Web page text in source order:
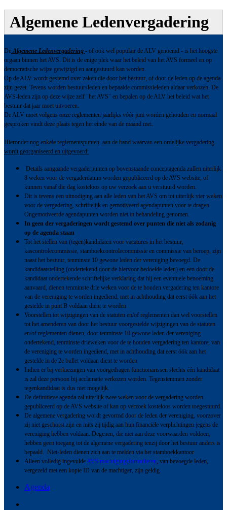
Algemene Ledenvergadering
DeAlgemene Ledenvergadering - of ook wel populair de ALV genoemd - is het hoogste
orgaan binnen het AVS. Dit is de enige plek waar het beleid van het AVS formeel en op
democratische wijze gewijzigd en aangestuurd kan worden.
Op de ALV wordt gestemd over zaken die door het bestuur, of door de leden op de agenda
zijn gezet. Tevens worden bestuursleden en bepaalde commissieleden aldaar verkozen. De
AVS-leden zijn op deze wijze zelf "het AVS" en bepalen op de ALV het beleid wat het
bestuur dat jaar moet uitvoeren.
De ALV moet volgens onze reglementen jaarlijks vóór juni worden gehouden en normaal
gesproken vindt deze plaats tegen het einde van de maand mei.
Hieronder nog enkele reglementspunten, aan de hand waarvan een ordelijke vergadering
wordt georganiseerd en uitgevoerd:
Details aangaande vergaderpunten op bovenstaande conceptagenda zullen uiterlijk
8 weken voor de vergaderdatum worden gepubliceerd op de AVS website, of
kunnen vanaf die dag kosteloos op uw verzoek aan u verstuurd worden.
Dit is tevens een uitnodiging aan alle leden van het AVS om tot uiterlijk vier weken
voor de vergadering, schriftelijk en gemotiveerd agendapunten voor te dragen.
Ongemotiveerde agendapunten worden niet in behandeling genomen.
In geen der vergaderingen wordt gestemd over punten die niet als zodanig
op de agenda staan
Tot het stellen van (tegen)kandidaten voor vacatures in het bestuur,
kascontrolecommissie, stamboekcontrolecommissie en commissie van beroep, zijn
naast het bestuur, tenminste 10 gewone leden der vereniging bevoegd. De
kandidaatstelling (ondertekend door de hiervoor bedoelde leden) en een door de
kandidaat ondertekende schriftelijke verklaring dat hij een eventuele benoeming
aanvaard, dienen tenminste drie weken voor de te houden vergadering ten kantore
van de vereniging te worden ingediend, met in achthouding dat eerst óók aan het
gestelde in punt B voldaan dient te worden
Voorstellen tot wijzigingen van de statuten en/of reglementen dan wel voorstellen
tot het amenderen van door het bestuur voorgestelde wijzigingen van de statuten
en/of reglementen dienen, door tenminste 10 gewone leden der vereniging
ondertekend, tenminste drieweken voor de te houden vergadering ten kantore, van
de vereniging te worden ingediend, met in achthouding dat eerst óók aan het
gestelde in de 2e bullet voldaan dient te worden
Indien er bij verkiezingen van voorgedragen functionarissen slechts één kandidaat
is zal deze persoon bij acclamatie verkozen worden. Tegenstemmen zonder
tegenkandidaat is dus niet mogelijk.
De definitieve agenda zal uiterlijk twee weken voor de vergadering worden
gepubliceerd op de AVS website of kan op verzoek kosteloos worden toegestuurd.
De algemene vergadering wordt gevormd door de leden der vereniging, voorzover
zij niet geschorst zijn en mits zij tijdig aan hun financiële verplichtingen jegens de
vereniging hebben voldaan. Degenen, die niet aan deze voorwaarden voldoen,
hebben geen toegang tot de algemene vergadering tenzij door het bestuur anders is
bepaald. Niet-leden dienen zich aan te melden via het stamboekkantoor
Alleen volledig ingevuldeAVS machtigingsformulieren, van bevoegde leden,
vergezeld met een kopie ID van de machtiger, zijn geldig
Agenda